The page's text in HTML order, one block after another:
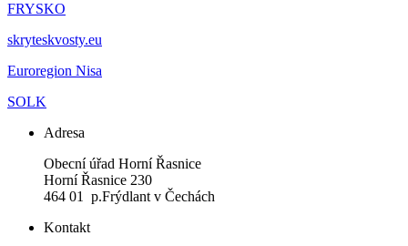
FRYSKO
skryteskvosty.eu
Euroregion Nisa
SOLK
Adresa
Obecní úřad Horní Řasnice
Horní Řasnice 230
464 01 p.Frýdlant v Čechách
Kontakt